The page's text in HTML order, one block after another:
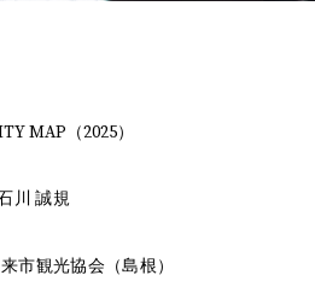
MAP（2025）
川 誠規
市観光協会（島根）